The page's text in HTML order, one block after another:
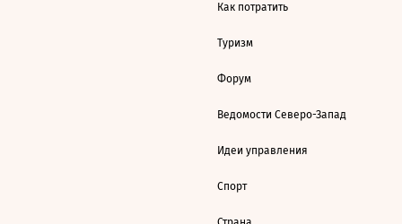
Как потратить
Туризм
Форум
Ведомости Северо-Запад
Идеи управления
Спорт